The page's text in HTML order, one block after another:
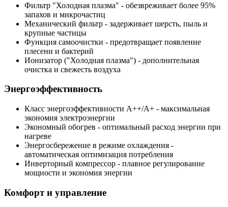
Фильтр "Холодная плазма" - обезвреживает более 95%
запахов и микрочастиц
Механический фильтр - задерживает шерсть, пыль и
крупные частицы
Функция самоочистки - предотвращает появление
плесени и бактерий
Ионизатор ("Холодная плазма") - дополнительная
очистка и свежесть воздуха
Энергоэффективность
Класс энергоэффективности А++/А+ - максимальная
экономия электроэнергии
Экономный обогрев - оптимальный расход энергии при
нагреве
Энергосбережение в режиме охлаждения -
автоматическая оптимизация потребления
Инверторный компрессор - плавное регулирование
мощности и экономия энергии
Комфорт и управление